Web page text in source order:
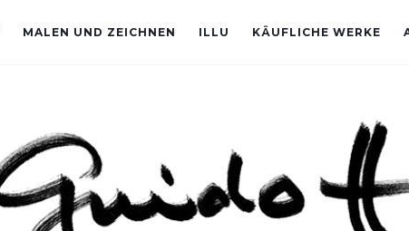
MALEN UND ZEICHNEN ILLU KÄUFLICHE WERKE